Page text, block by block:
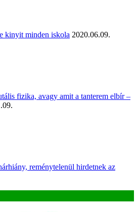
kinyit minden iskola 2020.06.09.
fizika, avagy amit a tanterem elbír –
reménytelenül hirdetnek az